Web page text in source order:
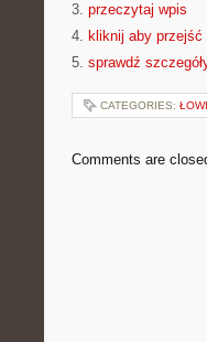
3. przeczytaj wpis
4. kliknij aby przejść
5. sprawdź
CATEGORIES:
Comments are